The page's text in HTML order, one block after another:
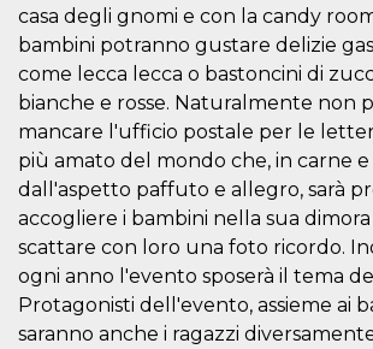
casa degli gnomi e con la candy
bambini potranno gustare delizie
come lecca lecca o bastoncini di
bianche e rosse. Naturalmente non
mancare l'ufficio postale per le
più amato del mondo che, in carne e
dall'aspetto paffuto e allegro, sarà
accogliere i bambini nella sua
scattare con loro una foto ricordo.
ogni anno l'evento sposerà il tema
Protagonisti dell'evento, assieme ai
saranno anche i ragazzi
Nombre
Tipo de
almacenamiento
fbssls_314278995690155
Almacenamiento
de sesión
de sesión
cn_uc__
Almacenamiento
local